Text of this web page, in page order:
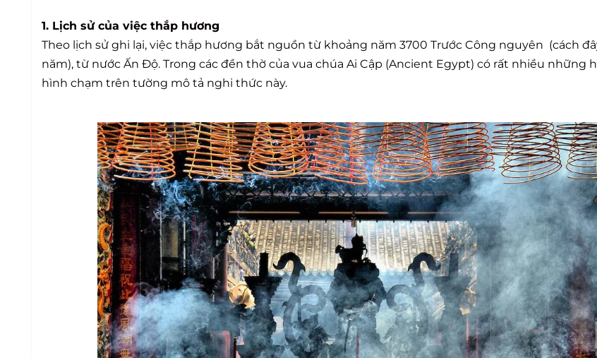
1. Lịch sử của việc thắp hương
Theo lịch sử ghi lại, việc thắp hương bắt nguồn từ khoảng năm 3700 Trước Công nguyên (cách
năm), từ nước Ấn Độ. Trong các đền thờ của vua chúa Ai Cập (Ancient Egypt) có rất nhiều những
hình chạm trên tường mô tả nghi thức này.